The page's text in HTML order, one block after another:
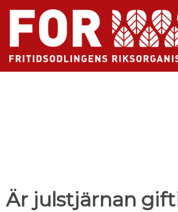
Är julstjärnan